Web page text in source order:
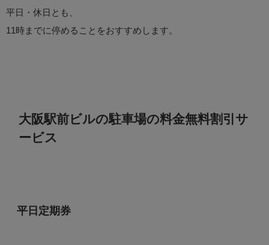
平日・休日とも、
11時までに停めることをおすすめします。
大阪駅前ビルの駐車場の料金無料割引サ
ービス
平日定期券